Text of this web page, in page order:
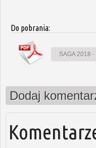
Do pobrania:
SAGA 2018
Dodaj